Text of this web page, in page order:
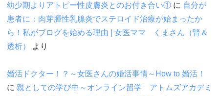
幼少期よりアトピー性皮膚炎とのお付き合い① に 自分が
患者に：肉芽腫性乳腺炎でステロイド治療が始まったか
ら！私がブログを始める理由 | 女医ママ くまさん（腎＆
透析）
より
婚活ドクター！？～女医さんの婚活事情～How to 婚活！
に 親としての学び中～オンライン留学 アトムズアカデミ